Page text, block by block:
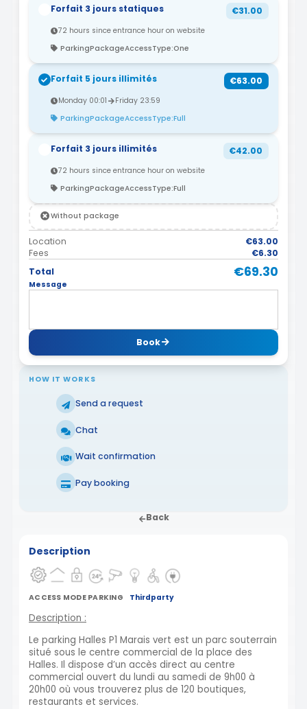
Forfait 3 jours statiques €31.00
72 hours since entrance hour on website
ParkingPackageAccessType:One
Forfait 5 jours illimités €63.00
Monday 00:01
Friday 23:59
ParkingPackageAccessType:Full
Forfait 3 jours illimités €42.00
72 hours since entrance hour on website
ParkingPackageAccessType:Full
Without package
Location
€63.00
Fees
€6.30
Total
€69.30
Message
Book
HOW IT WORKS
Send a request
Chat
Wait confirmation
Pay booking
Back
Description
ACCESS MODE PARKING Thirdparty
Description :
Le parking Halles P1 Marais vert est un parc souterrain
situé sous le centre commercial de la place des
Halles. Il dispose d’un accès direct au centre
commercial ouvert du lundi au samedi de 9h00 à
20h00 où vous trouverez plus de 120 boutiques,
restaurants et services.